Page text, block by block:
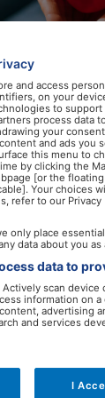
de
weinig,
hoofd
er
ruim 3.200,
mee met
moet meer
and access
on your
to
process data
your
and ads you
this menu to
by clicking the
[or the
Your choices
refer to our Privacy
only place
data about you as
data to
scan device
information on a
advertising
and services
I